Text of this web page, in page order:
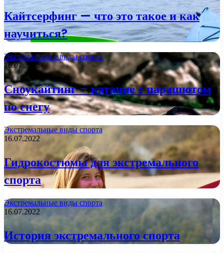
Кайтсерфинг — что это такое и как
научиться?
Экстремальные виды спорта
16.07.2022
Сноукайтинг – катание с парашютом
по снегу
Экстремальные виды спорта
16.07.2022
Гидрокостюмы для экстремального
спорта
Экстремальные виды спорта
16.07.2022
История экстремального спорта